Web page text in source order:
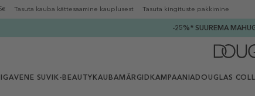
Tasuta kauba kättesaamine kauplusest Tasuta kingituste pakkimine
-25%* SUUREMA
IGAVENE SUVI K-BEAUTY KAUBAMÄRGID KAMPAANIADOUGLAS